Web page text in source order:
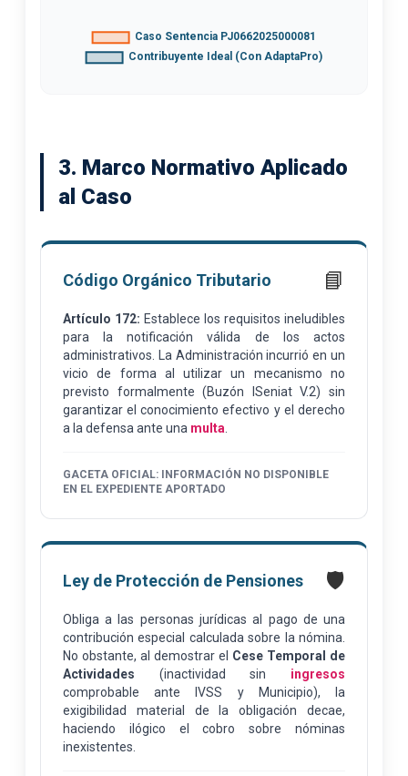
3. Marco Normativo Aplicado
al Caso
Código Orgánico Tributario 📘
Artículo 172: Establece los requisitos ineludibles
para la notificación válida de los actos
administrativos. La Administración incurrió en un
vicio de forma al utilizar un mecanismo no
previsto formalmente (Buzón ISeniat V.2) sin
garantizar el conocimiento efectivo y el derecho
a la defensa ante una multa
GACETA OFICIAL: INFORMACIÓN NO DISPONIBLE
EN EL EXPEDIENTE APORTADO
Ley de Protección de Pensiones 🛡️
Obliga a las personas jurídicas al pago de una
contribución especial calculada sobre la nómina.
No obstante, al demostrar el Cese Temporal de
Actividades (inactividad sin ingresos
comprobable ante IVSS y Municipio), la
exigibilidad material de la obligación decae,
haciendo ilógico el cobro sobre nóminas
inexistentes.